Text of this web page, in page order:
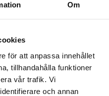
Om
för att anpassa innehållet
tillhandahålla funktioner
vår trafik. Vi
och annan
Vi har ett effektivt
resultat.
ska alla veta vad de ska